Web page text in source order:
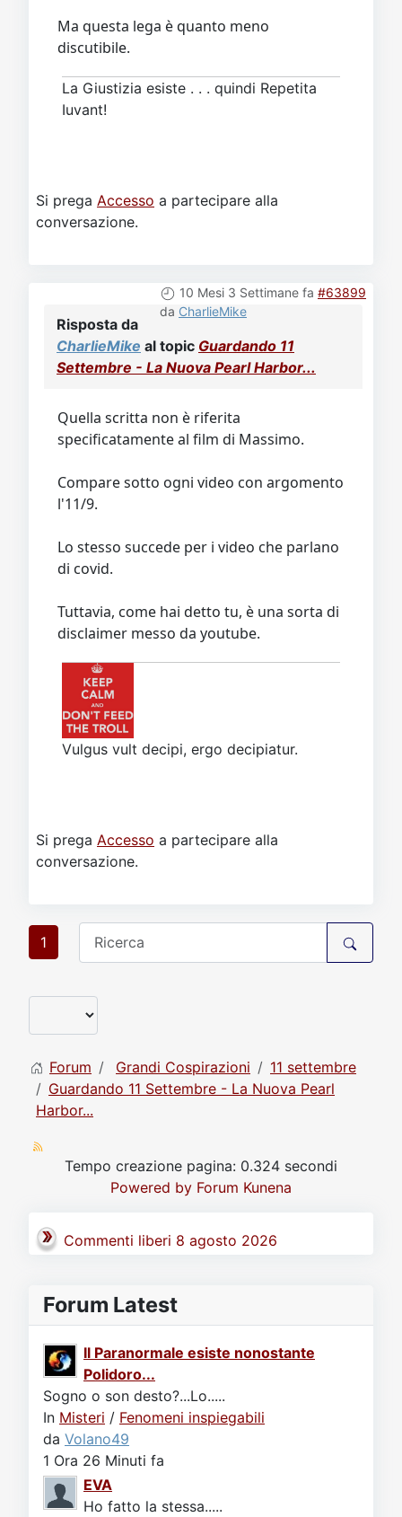
Ma questa lega è quanto meno
discutibile.
La Giustizia esiste . . . quindi Repetita
Iuvant!
Si prega Accesso a partecipare alla
conversazione.
10 Mesi 3 Settimane fa #63899
da CharlieMike
Risposta da
CharlieMike al topic Guardando 11
Settembre - La Nuova Pearl Harbor...
Quella scritta non è riferita
specificatamente al film di Massimo.
Compare sotto ogni video con argomento
l'11/9.
Lo stesso succede per i video che parlano
di covid.
Tuttavia, come hai detto tu, è una sorta di
disclaimer messo da youtube.
Vulgus vult decipi, ergo decipiatur.
Si prega Accesso a partecipare alla
conversazione.
1
Forum Grandi Cospirazioni
11 settembre
Guardando 11 Settembre - La Nuova Pearl
Harbor...
Tempo creazione pagina: 0.324 secondi
Powered by Forum Kunena
Commenti liberi 8 agosto 2026
Forum Latest
Il Paranormale esiste nonostante
Polidoro...
Sogno o son desto?...Lo.....
In Misteri / Fenomeni inspiegabili
da Volano49
1 Ora 26 Minuti fa
EVA
Ho fatto la stessa.....